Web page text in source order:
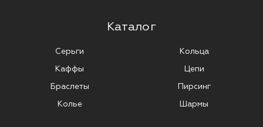
Каталог
Серьги
Каффы
Браслеты
Колье
Кольца
Цепи
Пирсинг
Шармы